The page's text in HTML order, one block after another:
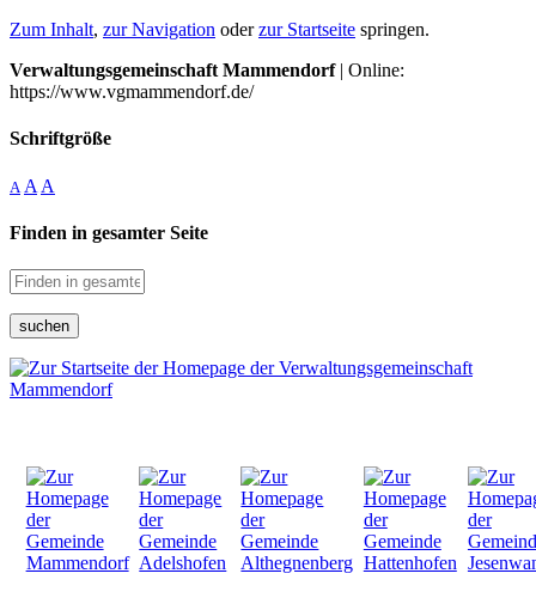
Zum Inhalt, zur Navigation oderzur Startseite springen.
Verwaltungsgemeinschaft Mammendorf| Online:
https://www.vgmammendorf.de/
Schriftgröße
A A A
Finden in gesamter Seite
suchen